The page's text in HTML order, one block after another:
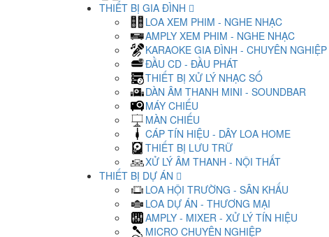
THIẾT BỊ GIA ĐÌNH
LOA XEM PHIM - NGHE NHẠC
AMPLY XEM PHIM - NGHE NHẠC
KARAOKE GIA ĐÌNH - CHUYÊN NGHIỆP
ĐẦU CD - ĐẦU PHÁT
THIẾT BỊ XỬ LÝ NHẠC SỐ
DÀN ÂM THANH MINI - SOUNDBAR
MÁY CHIẾU
MÀN CHIẾU
CÁP TÍN HIỆU - DÂY LOA HOME
THIẾT BỊ LƯU TRỮ
XỬ LÝ ÂM THANH - NỘI THẤT
THIẾT BỊ DỰ ÁN
LOA HỘI TRƯỜNG - SÂN KHẤU
LOA DỰ ÁN - THƯƠNG MẠI
AMPLY - MIXER - XỬ LÝ TÍN HIỆU
MICRO CHUYÊN NGHIỆP